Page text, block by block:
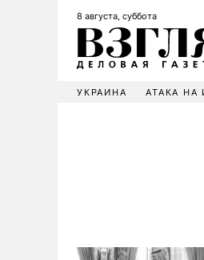
8 августа, суббота
УКРАИНА АТАКА НА